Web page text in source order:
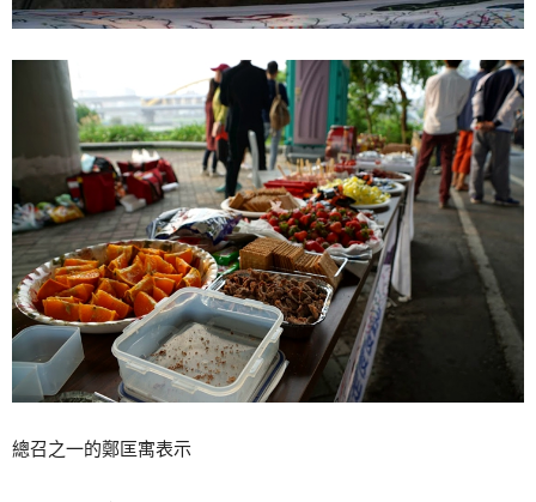
總召之一的鄭匡寓表示